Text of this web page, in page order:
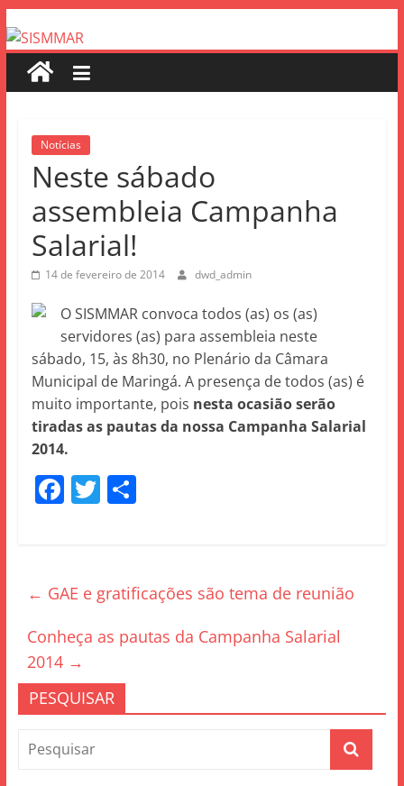
Notícias
Neste sábado
assembleia Campanha
Salarial!
14 de fevereiro de 2014 dwd_admin
O SISMMAR convoca todos (as) os (as)
servidores (as) para assembleia neste
sábado, 15, às 8h30, no Plenário da Câmara
Municipal de Maringá. A presença de todos (as) é
muito importante, pois nesta ocasião serão
tiradas as pautas da nossa Campanha Salarial
2014.
F
b
o
o
k
T S
← GAE e gratificações são tema de reunião
Conheça as pautas da Campanha Salarial
2014 →
PESQUISAR